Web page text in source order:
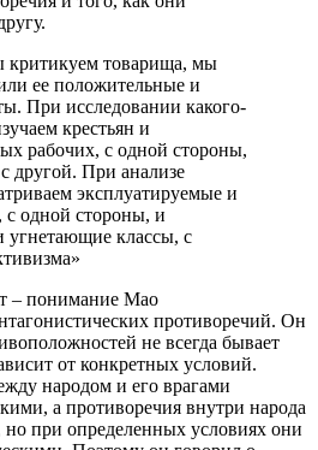
критикуем товарища, мы
ее положительные и
При исследовании какого-
крестьян и
рабочих, с одной стороны,
другой. При анализе
эксплуатируемые и
с одной стороны, и
угнетающие классы, с
– понимание Мао
противоречий. Он
не всегда бывает
от конкретных условий.
народом и его врагами
а противоречия внутри народа
но при определенных условиях они